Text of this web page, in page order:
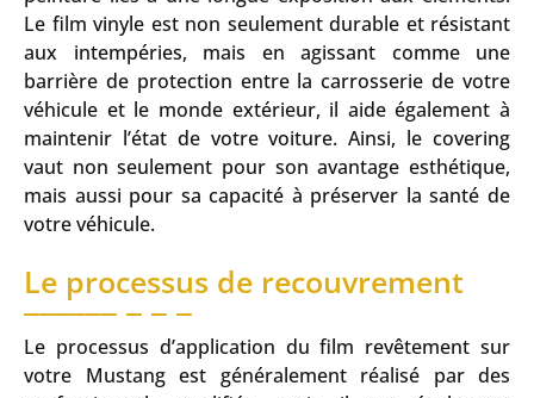
Le film vinyle est non seulement durable et résistant
aux intempéries, mais en agissant comme une
barrière de protection entre la carrosserie de votre
véhicule et le monde extérieur, il aide également à
maintenir l’état de votre voiture. Ainsi, le covering
vaut non seulement pour son avantage esthétique,
mais aussi pour sa capacité à préserver la santé de
votre véhicule.
Le processus de recouvrement
Le processus d’application du film revêtement sur
votre Mustang est généralement réalisé par des